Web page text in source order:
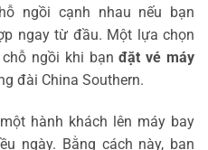
ngồi cạnh nhau nếu bạn
ngay từ đầu. Một lựa chọn
chỗ ngồi khi bạnđặt vé máy
đài China Southern.
hành khách lên máy bay
ngày. Bằng cách này, bạn